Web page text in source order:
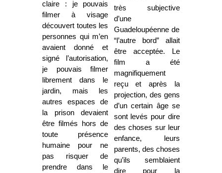
claire : je pouvais
filmer à visage
découvert toutes les
personnes qui m’en
avaient donné et
signé l’autorisation,
je pouvais filmer
librement dans le
jardin, mais les
autres espaces de
la prison devaient
être filmés hors de
toute présence
humaine pour ne
pas risquer de
prendre dans le
très subjective
d’une
Guadeloupéenne de
“l’autre bord” allait
être acceptée. Le
film a été
magnifiquement
reçu et après la
projection, des gens
d’un certain âge se
sont levés pour dire
des choses sur leur
enfance, leurs
parents, des choses
qu’ils semblaient
dire pour la